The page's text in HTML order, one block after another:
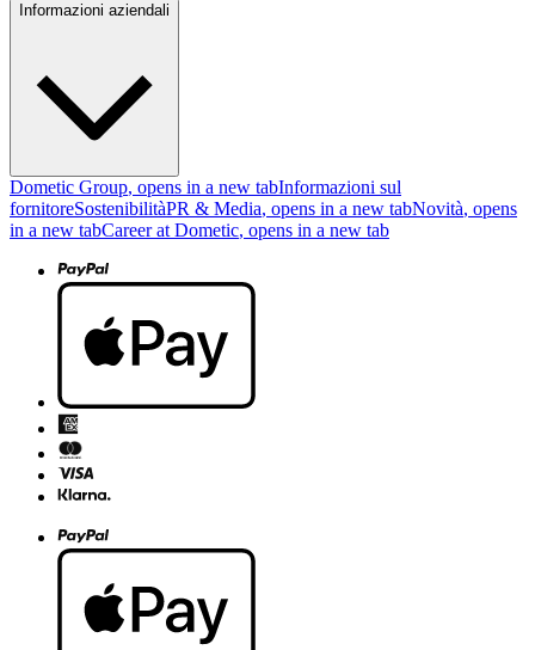
Informazioni aziendali
Dometic Group, opens in a new tabInformazioni sul
fornitoreSostenibilitàPR & Media, opens in a new tabNovità, opens
in a new tabCareer at Dometic, opens in a new tab